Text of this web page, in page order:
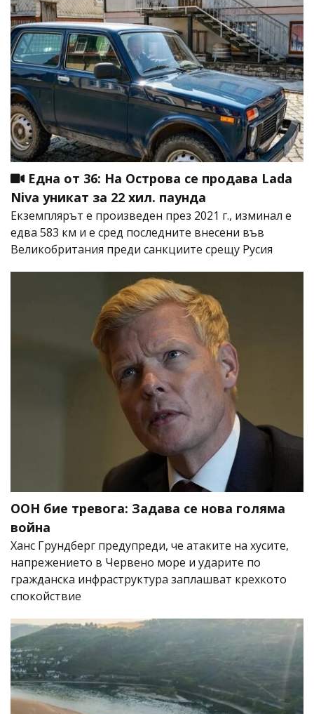
Една от 36: На Острова се продава Lada
Niva уникат за 22 хил. паунда
Екземплярът е произведен през 2021 г., изминал е
едва 583 км и е сред последните внесени във
Великобритания преди санкциите срещу Русия
ООН бие тревога: Задава се нова голяма
война
Ханс Грундберг предупреди, че атаките на хусите,
напрежението в Червено море и ударите по
гражданска инфраструктура заплашват крехкото
спокойствие